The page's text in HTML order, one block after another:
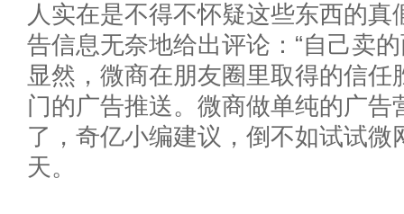
人实在是不得不怀疑这些东西的
告信息无奈地给出评论：“自己卖
显然，微商在朋友圈里取得的信
门的广告推送。微商做单纯的广
了，奇亿小编建议，倒不如试试
天。